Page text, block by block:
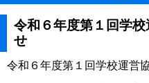
令和６年度第１回学
せ
令和６年度第１回学校運営